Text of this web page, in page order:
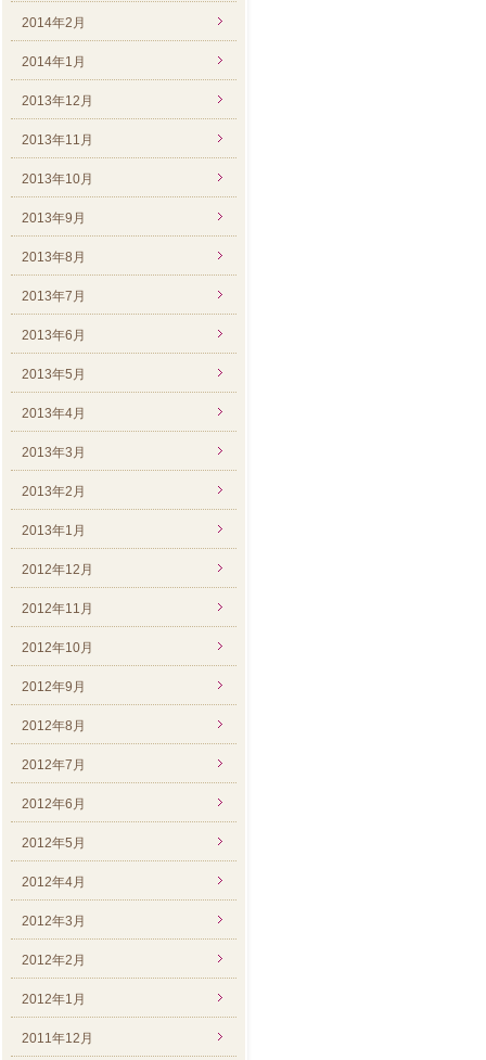
2014年2月
2014年1月
2013年12月
2013年11月
2013年10月
2013年9月
2013年8月
2013年7月
2013年6月
2013年5月
2013年4月
2013年3月
2013年2月
2013年1月
2012年12月
2012年11月
2012年10月
2012年9月
2012年8月
2012年7月
2012年6月
2012年5月
2012年4月
2012年3月
2012年2月
2012年1月
2011年12月